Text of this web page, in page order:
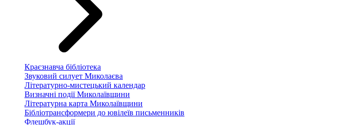
Краєзнавча бібліотека
Звуковий силует Миколаєва
Літературно-мистецький календар
Визначні події Миколаївщини
Літературна карта Миколаївщини
Бібліотрансформери до ювілеїв письменників
Флешбук-акції